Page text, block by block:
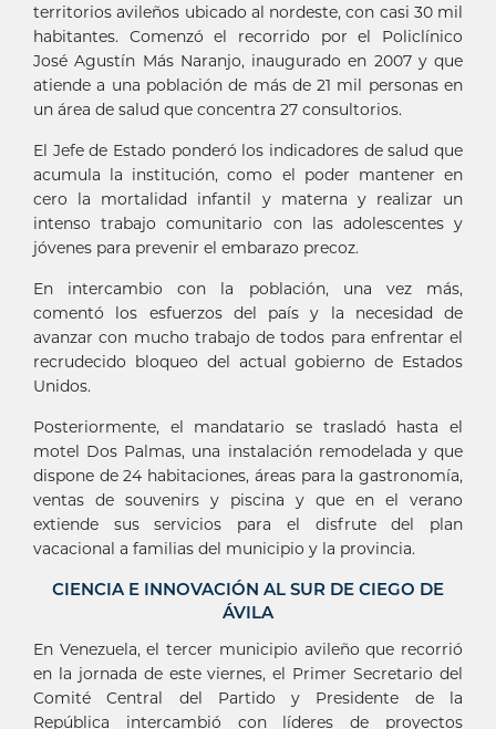
territorios avileños ubicado al nordeste, con casi 30 mil
habitantes. Comenzó el recorrido por el Policlínico
José Agustín Más Naranjo, inaugurado en 2007 y que
atiende a una población de más de 21 mil personas en
un área de salud que concentra 27 consultorios.
El Jefe de Estado ponderó los indicadores de salud que
acumula la institución, como el poder mantener en
cero la mortalidad infantil y materna y realizar un
intenso trabajo comunitario con las adolescentes y
jóvenes para prevenir el embarazo precoz.
En intercambio con la población, una vez más,
comentó los esfuerzos del país y la necesidad de
avanzar con mucho trabajo de todos para enfrentar el
recrudecido bloqueo del actual gobierno de Estados
Unidos.
Posteriormente, el mandatario se trasladó hasta el
motel Dos Palmas, una instalación remodelada y que
dispone de 24 habitaciones, áreas para la gastronomía,
ventas de souvenirs y piscina y que en el verano
extiende sus servicios para el disfrute del plan
vacacional a familias del municipio y la provincia.
CIENCIA E INNOVACIÓN AL SUR DE CIEGO DE
ÁVILA
En Venezuela, el tercer municipio avileño que recorrió
en la jornada de este viernes, el Primer Secretario del
Comité Central del Partido y Presidente de la
República intercambió con líderes de proyectos